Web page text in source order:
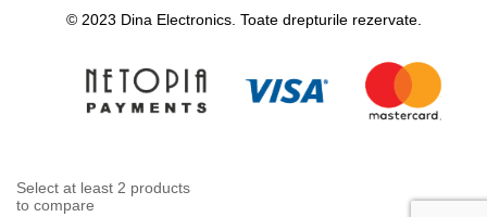
© 2023 Dina Electronics. Toate drepturile rezervate.
Select at least 2 products
to compare